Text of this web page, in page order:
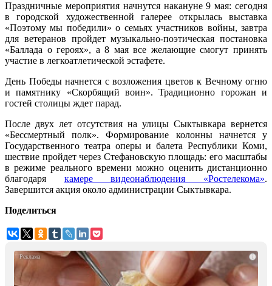
Праздничные мероприятия начнутся накануне 9 мая: сегодня
в городской художественной галерее открылась выставка
«Поэтому мы победили» о семьях участников войны, завтра
для ветеранов пройдет музыкально-поэтическая постановка
«Баллада о героях», а 8 мая все желающие смогут принять
участие в легкоатлетической эстафете.
День Победы начнется с возложения цветов к Вечному огню
и памятнику «Скорбящий воин». Традиционно горожан и
гостей столицы ждет парад.
После двух лет отсутствия на улицы Сыктывкара вернется
«Бессмертный полк». Формирование колонны начнется у
Государственного театра оперы и балета Республики Коми,
шествие пройдет через Стефановскую площадь: его масштабы
в режиме реального времени можно оценить дистанционно
благодаря камере видеонаблюдения «Ростелекома».
Завершится акция около администрации Сыктывкара.
Поделиться
i